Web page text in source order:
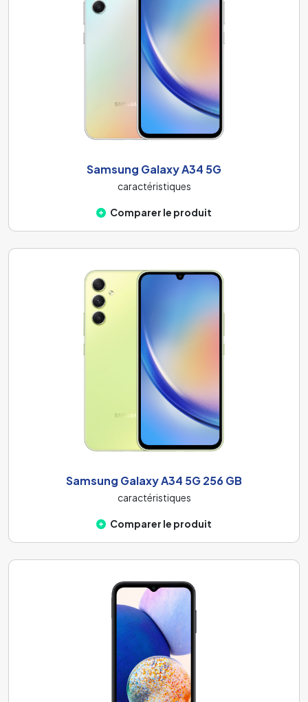
Samsung Galaxy A34 5G
caractéristiques
Comparer le produit
Samsung Galaxy A34 5G 256 GB
caractéristiques
Comparer le produit